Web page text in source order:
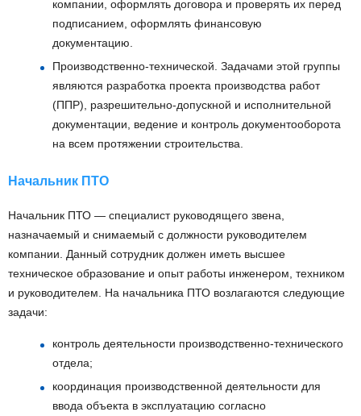
компании, оформлять договора и проверять их перед
подписанием, оформлять финансовую
документацию.
Производственно-технической. Задачами этой группы
являются разработка проекта производства работ
(ППР), разрешительно-допускной и исполнительной
документации, ведение и контроль документооборота
на всем протяжении строительства.
Начальник ПТО
Начальник ПТО — специалист руководящего звена,
назначаемый и снимаемый с должности руководителем
компании. Данный сотрудник должен иметь высшее
техническое образование и опыт работы инженером, техником
и руководителем. На начальника ПТО возлагаются следующие
задачи:
контроль деятельности производственно-технического
отдела;
координация производственной деятельности для
ввода объекта в эксплуатацию согласно